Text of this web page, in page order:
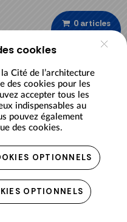
FR
0 articles
de nos stages :
cookies
Cité de l’architecture
des cookies pour les
accepter tous les
indispensables au
pouvez également
des cookies.
OPTIONNELS
OPTIONNELS